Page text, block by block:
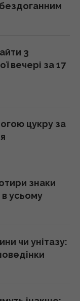
всім
на
ракети до
на кераміці
оцінили
3
вечері за 17
цукру за
знаки
усьому
чи унітазу: